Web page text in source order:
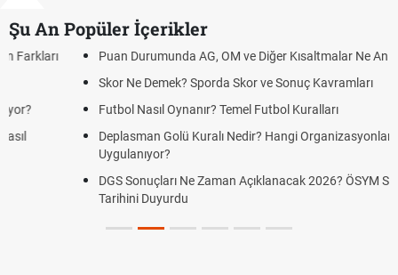
Şu An Popüler İçerikler
Puan Durumunda AG, OM ve Diğer Kısaltmalar Ne Anlama Gelir?
Skor Ne Demek? Sporda Skor ve Sonuç Kavramları
Futbol Nasıl Oynanır? Temel Futbol Kuralları
Deplasman Golü Kuralı Nedir? Hangi Organizasyonlarda
Uygulanıyor?
DGS Sonuçları Ne Zaman Açıklanacak 2026? ÖSYM Sonuç
Tarihini Duyurdu